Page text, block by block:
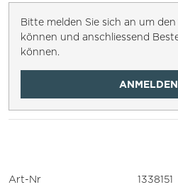
Bitte melden Sie sich an um
können und anschliessend
können.
ANMELDEN
Art-Nr
1338151